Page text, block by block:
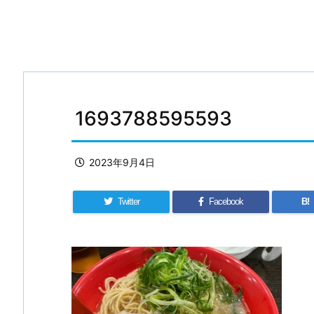
1693788595593
2023年9月4日
Twitter Facebook B!